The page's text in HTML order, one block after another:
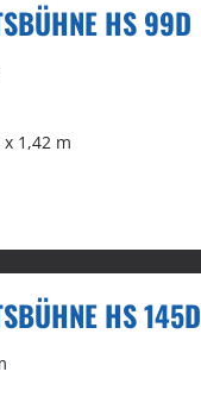
HS 99D
1,42 m
HS 145D